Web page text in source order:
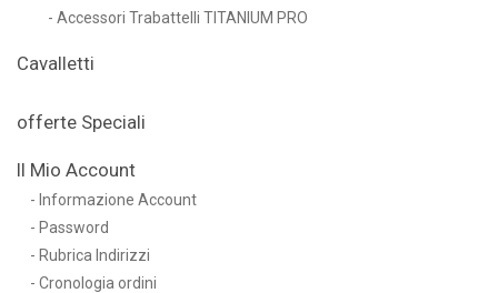
Accessori Trabattelli TITANIUM PRO
Cavalletti
offerte Speciali
Il Mio Account
Informazione Account
Password
Rubrica Indirizzi
Cronologia ordini